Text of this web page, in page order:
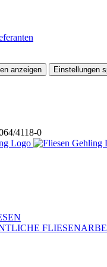
anzeigen Einstellungen
4118-0